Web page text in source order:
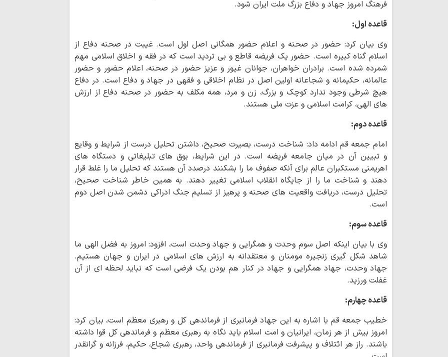
فرهنگ امروز جهاد و دفاع بزرگ ملت ایران شود.
قاعده اول:
وی بیان کرد: حضور در صحنه و اعلام حضور همگانی اصل اول است. غیبت در صحنه دفاع از
اسلام گناه کبیره است. حضور یک فریضه قاطع و بی تردید است که در فقه و اخلاق اسلامی مهم
شمرده شده است. برادران خواهران، جوانان غیور و عزیز حضور در صحنه، اعلام حضور و حضور
عالمانه، حکیمانه و شجاعانه اولین اصل در نظام اخلاقی و فقهی در جهاد و دفاع است. در دفاع
هیچ شرطی وجود ندارد کوچک و بزرگ، زن و مرد، همه مکلف به حضور در صحنه دفاع از ارزش
های الهی، کرامت اسلامی و عزت ملی هستند.
قاعده دوم:
امام جمعه قم ادامه داد: شناخت درست، بصیرت صحیح، داشتن تحلیل درست از شرایط و وقایع
و تبیین آن در میان جامعه فریضه است. در این شرایط، بوق های تبلیغاتی و دستگاه های
اهریمنی مستکبران عالم برای آنکه صفوف ما را بشکنند درصدد آن هستند که تحلیل ما را غلط قرار
دهند و شناخت ما را از جایگاه انقلاب اسلامی تغییر دهند. به همین خاطر شناخت صحیح،
تحلیل درست، دریافت واقعیت های صحنه و پرهیز از تسلیم جنگ ادراکی دشمن شدن اصل دوم
است.
قاعده سوم:
وی با بیان اینکه اصل سوم وحدت و همگرایی و جهاد وحدت است، افزود: امروز به فضل الهی ما
شاهد شکل گیری زنجیره مومنان و معتقدانه به ارزش های اسلامی در ایران و جهان هستیم.
جهاد وحدت، جهاد همگرایی و جهاد در کنار هم بودن یک فرضی است که نباید لحظه ای از آن
غفلت ورزید.
قاعده چهارم:
خطیب جمعه قم با اشاره به این جهاد فرمانبری از فرماندهی کل و رهبری معظم است، بیان کرد:
امروز بیش از هر زمان، ایرانیان و امت اسلام باید نگاه به رهبری معظم و فرماندهی کل قوا داشته
باشند. راز هر ائتلاف و پیشرفت فرمانبری از فرماندهی واحد، رهبری شجاع، حکیم، فرزانه و گرانقدر